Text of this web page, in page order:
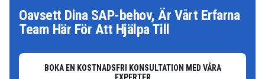
Oavsett Dina SAP-behov, Är Vårt Erfarna
Team Här För Att Hjälpa Till
BOKA EN KOSTNADSFRI KONSULTATION MED VÅRA
EXPERTER